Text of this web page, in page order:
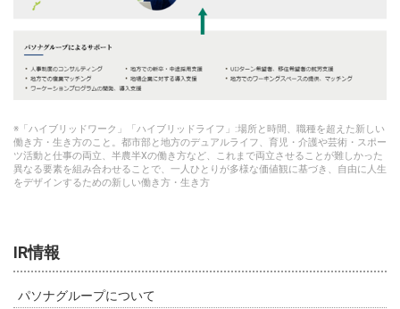
※「ハイブリッドワーク」「ハイブリッドライフ」:場所と時間、職種を超えた新しい
働き方・生き方のこと。都市部と地方のデュアルライフ、育児・介護や芸術・スポー
ツ活動と仕事の両立、半農半Xの働き方など、これまで両立させることが難しかった
異なる要素を組み合わせることで、一人ひとりが多様な価値観に基づき、自由に人生
をデザインするための新しい働き方・生き方
IR情報
パソナグループについて